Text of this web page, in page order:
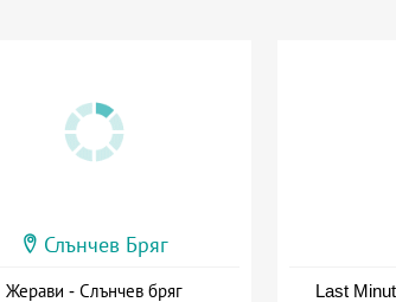
Слънчев Бряг
Жерави - Слънчев бряг
Last